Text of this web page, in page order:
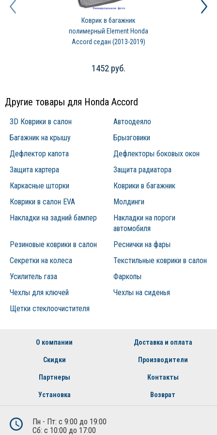
Коврик в багажник
полимерный Element Honda
Accord седан (2013-2019)
1452 руб.
Другие товары для Honda Accord
3D Коврики в салон
Автоодеяло
Багажник на крышу
Брызговики
Дефлектор капота
Дефлекторы боковых окон
Защита картера
Защита радиатора
Каркасные шторки
Коврики в багажник
Коврики в салон EVA
Молдинги
Накладки на задний бампер
Накладки на пороги
автомобиля
Резиновые коврики в салон
Реснички на фары
Секретки на колеса
Текстильные коврики в салон
Усилитель газа
Фаркопы
Чехлы для ключей
Чехлы на сиденья
Щетки стеклоочистителя
О компании Доставка и оплата
Скидки Производители
Партнеры Контакты
Установка Возврат
Пн - Пт: с 9:00 до 19:00
Сб: с 10:00 до 17:00